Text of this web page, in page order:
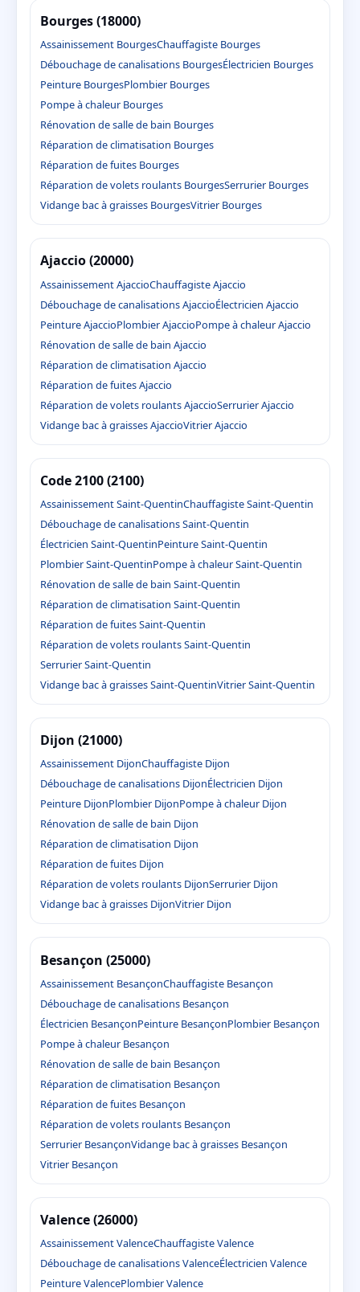
Bourges (18000)
Assainissement BourgesChauffagiste Bourges
Débouchage de canalisations BourgesÉlectricien Bourges
Peinture BourgesPlombier Bourges
Pompe à chaleur Bourges
Rénovation de salle de bain Bourges
Réparation de climatisation Bourges
Réparation de fuites Bourges
Réparation de volets roulants BourgesSerrurier Bourges
Vidange bac à graisses BourgesVitrier Bourges
Ajaccio (20000)
Assainissement AjaccioChauffagiste Ajaccio
Débouchage de canalisations AjaccioÉlectricien Ajaccio
Peinture AjaccioPlombier AjaccioPompe à chaleur Ajaccio
Rénovation de salle de bain Ajaccio
Réparation de climatisation Ajaccio
Réparation de fuites Ajaccio
Réparation de volets roulants AjaccioSerrurier Ajaccio
Vidange bac à graisses AjaccioVitrier Ajaccio
Code 2100 (2100)
Assainissement Saint-QuentinChauffagiste Saint-Quentin
Débouchage de canalisations Saint-Quentin
Électricien Saint-QuentinPeinture Saint-Quentin
Plombier Saint-QuentinPompe à chaleur Saint-Quentin
Rénovation de salle de bain Saint-Quentin
Réparation de climatisation Saint-Quentin
Réparation de fuites Saint-Quentin
Réparation de volets roulants Saint-Quentin
Serrurier Saint-Quentin
Vidange bac à graisses Saint-QuentinVitrier Saint-Quentin
Dijon (21000)
Assainissement DijonChauffagiste Dijon
Débouchage de canalisations DijonÉlectricien Dijon
Peinture DijonPlombier DijonPompe à chaleur Dijon
Rénovation de salle de bain Dijon
Réparation de climatisation Dijon
Réparation de fuites Dijon
Réparation de volets roulants DijonSerrurier Dijon
Vidange bac à graisses DijonVitrier Dijon
Besançon (25000)
Assainissement BesançonChauffagiste Besançon
Débouchage de canalisations Besançon
Électricien BesançonPeinture BesançonPlombier Besançon
Pompe à chaleur Besançon
Rénovation de salle de bain Besançon
Réparation de climatisation Besançon
Réparation de fuites Besançon
Réparation de volets roulants Besançon
Serrurier BesançonVidange bac à graisses Besançon
Vitrier Besançon
Valence (26000)
Assainissement ValenceChauffagiste Valence
Débouchage de canalisations ValenceÉlectricien Valence
Peinture ValencePlombier Valence